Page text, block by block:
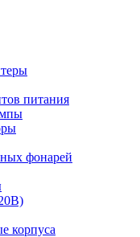
питания
фонарей
корпуса